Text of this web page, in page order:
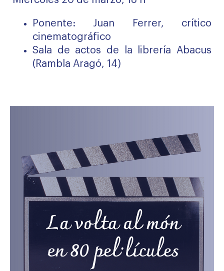
Ponente: Juan Ferrer, crítico
cinematográfico
Sala de actos de la librería Abacus
(Rambla Aragó, 14)